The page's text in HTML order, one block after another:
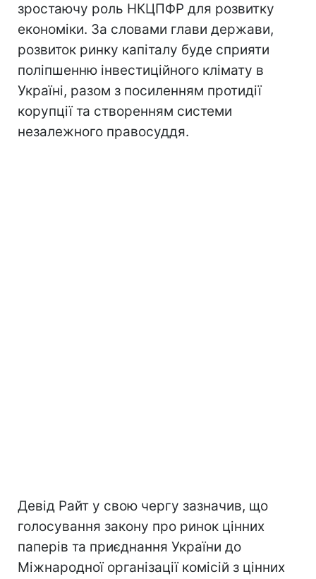
зростаючу роль НКЦПФР для розвитку
економіки. За словами глави держави,
розвиток ринку капіталу буде сприяти
поліпшенню інвестиційного клімату в
Україні, разом з посиленням протидії
корупції та створенням системи
незалежного правосуддя.
Девід Райт у свою чергу зазначив, що
голосування закону про ринок цінних
паперів та приєднання України до
Міжнародної організації комісій з цінних